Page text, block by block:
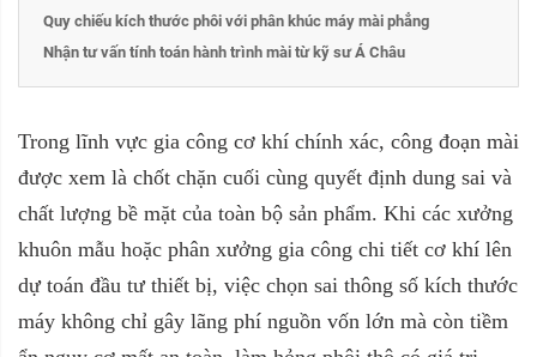
Quy chiếu kích thước phôi với phân khúc máy mài phẳng
Nhận tư vấn tính toán hành trình mài từ kỹ sư Á Châu
Trong lĩnh vực gia công cơ khí chính xác, công đoạn mài
được xem là chốt chặn cuối cùng quyết định dung sai và
chất lượng bề mặt của toàn bộ sản phẩm. Khi các xưởng
khuôn mẫu hoặc phân xưởng gia công chi tiết cơ khí lên
dự toán đầu tư thiết bị, việc chọn sai thông số kích thước
máy không chỉ gây lãng phí nguồn vốn lớn mà còn tiềm